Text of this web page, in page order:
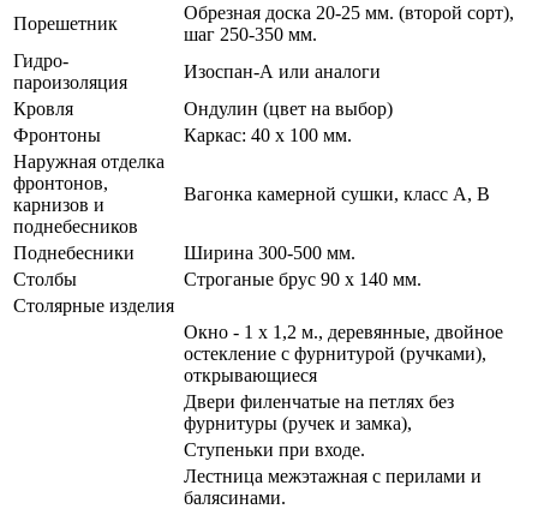
Порешетник
Обрезная доска 20-25 мм. (второй сорт),
шаг 250-350 мм.
Гидро-
пароизоляция
Изоспан-А или аналоги
Кровля
Ондулин (цвет на выбор)
Фронтоны
Каркас: 40 х 100 мм.
Наружная отделка
фронтонов,
карнизов и
поднебесников
Вагонка камерной сушки, класс А, В
Поднебесники
Ширина 300-500 мм.
Столбы
Строганые брус 90 х 140 мм.
Столярные изделия
Окно - 1 х 1,2 м., деревянные, двойное
остекление с фурнитурой (ручками),
открывающиеся
Двери филенчатые на петлях без
фурнитуры (ручек и замка),
Ступеньки при входе.
Лестница межэтажная с перилами и
балясинами.